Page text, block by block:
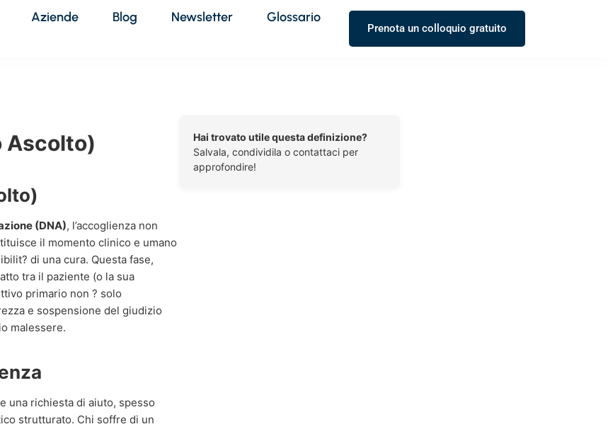
Aziende Blog Newsletter Glossario
Prenota un colloquio gratuito
Ascolto)
(DNA), l’accoglienza non
il momento clinico e umano
di una cura. Questa fase,
tra il paziente (o la sua
primario non ? solo
e sospensione del giudizio
malessere.
una richiesta di aiuto, spesso
strutturato. Chi soffre di un
Hai trovato utile questa definizione?
Salvala, condividila o contattaci per
approfondire!